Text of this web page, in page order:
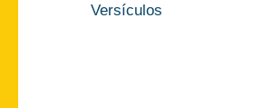
Versículos